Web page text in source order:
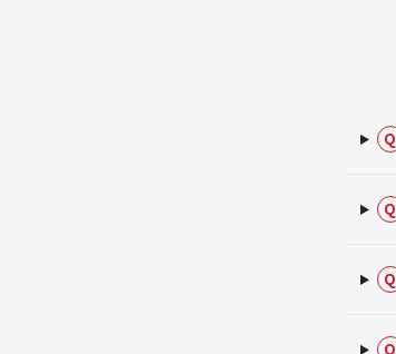
Q
Q
Q
Q